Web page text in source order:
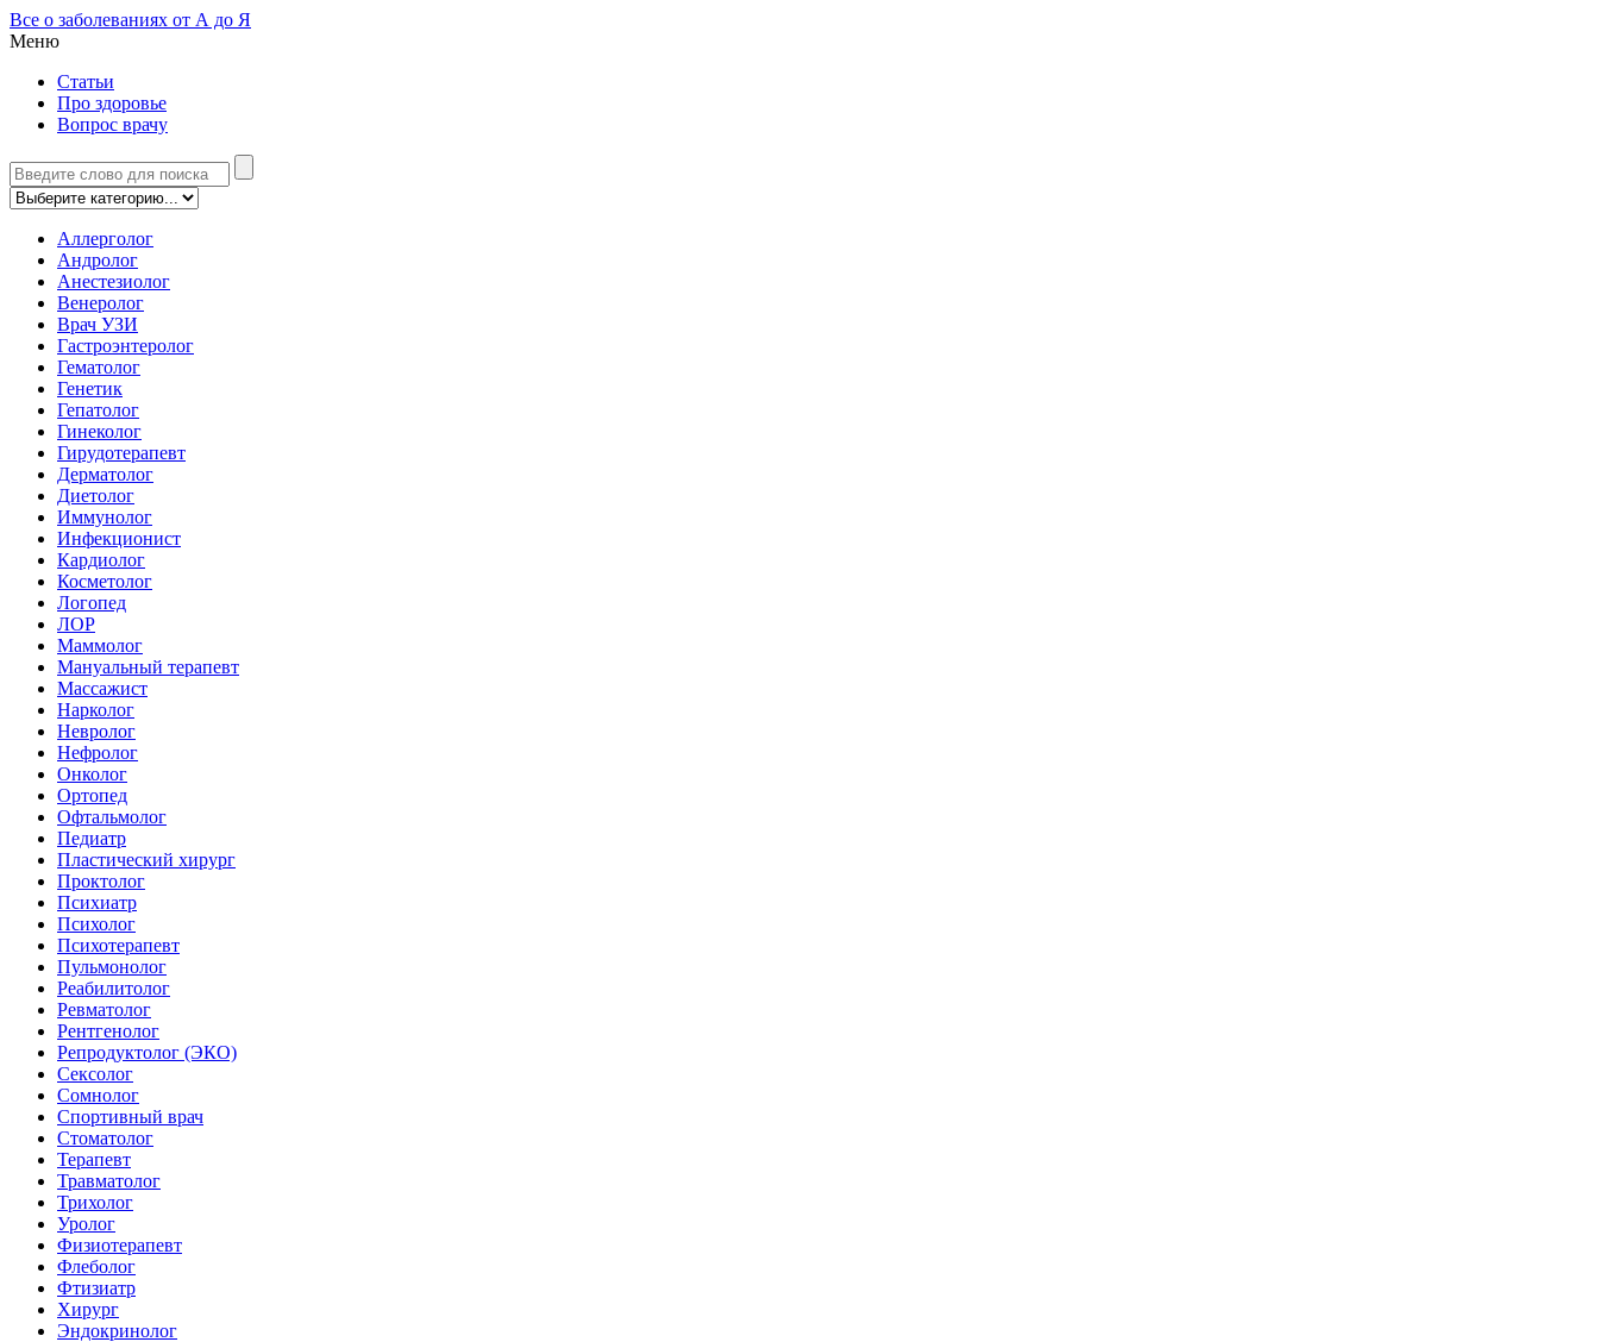
Все о заболеваниях от А до Я
Меню
Статьи
Про здоровье
Вопрос врачу
Аллерголог
Андролог
Анестезиолог
Венеролог
Врач УЗИ
Гастроэнтеролог
Гематолог
Генетик
Гепатолог
Гинеколог
Гирудотерапевт
Дерматолог
Диетолог
Иммунолог
Инфекционист
Кардиолог
Косметолог
Логопед
ЛОР
Маммолог
Мануальный терапевт
Массажист
Нарколог
Невролог
Нефролог
Онколог
Ортопед
Офтальмолог
Педиатр
Пластический хирург
Проктолог
Психиатр
Психолог
Психотерапевт
Пульмонолог
Реабилитолог
Ревматолог
Рентгенолог
Репродуктолог (ЭКО)
Сексолог
Сомнолог
Спортивный врач
Стоматолог
Терапевт
Травматолог
Трихолог
Уролог
Физиотерапевт
Флеболог
Фтизиатр
Хирург
Эндокринолог